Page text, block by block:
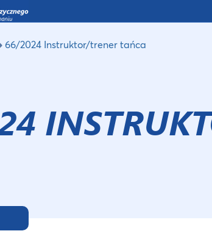
66/2024 Instruktor/trener tańca